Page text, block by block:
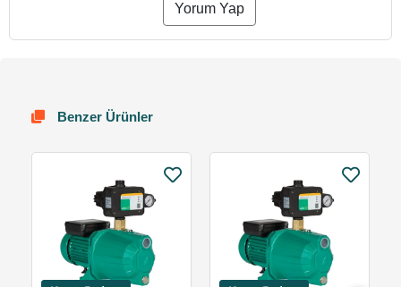
Yorum Yap
Benzer Ürünler